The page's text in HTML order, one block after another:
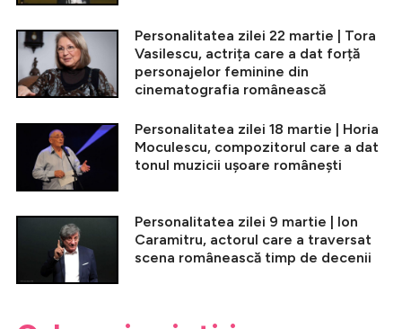
Personalitatea zilei 22 martie | Tora
Vasilescu, actrița care a dat forță
personajelor feminine din
cinematografia românească
Personalitatea zilei 18 martie | Horia
Moculescu, compozitorul care a dat
tonul muzicii ușoare românești
Personalitatea zilei 9 martie | Ion
Caramitru, actorul care a traversat
scena românească timp de decenii